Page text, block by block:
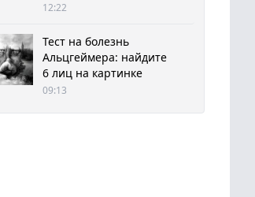
12:22
Тест на болезнь
Альцгеймера: найдите
6 лиц на картинке
09:13